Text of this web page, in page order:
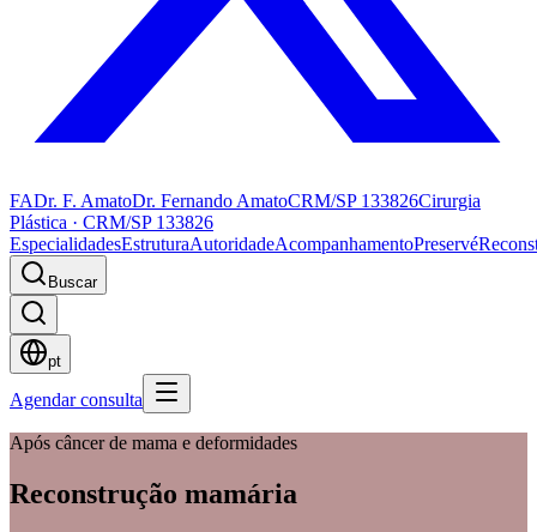
FADr. F. AmatoDr. Fernando AmatoCRM/SP 133826Cirurgia
Plástica · CRM/SP 133826
EspecialidadesEstruturaAutoridadeAcompanhamentoPreservé
Buscar
pt
Agendar consulta
Após câncer de mama e deformidades
Reconstrução mamária